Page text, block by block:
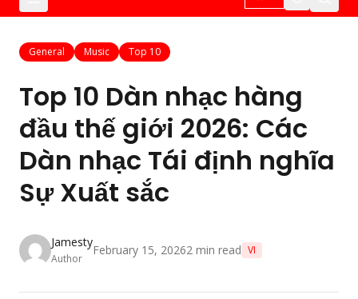
General Music Top 10
Top 10 Dàn nhạc hàng
đầu thế giới 2026: Các
Dàn nhạc Tái định nghĩa
Sự Xuất sắc
Jamesty
Author
February 15, 20262 min read VI